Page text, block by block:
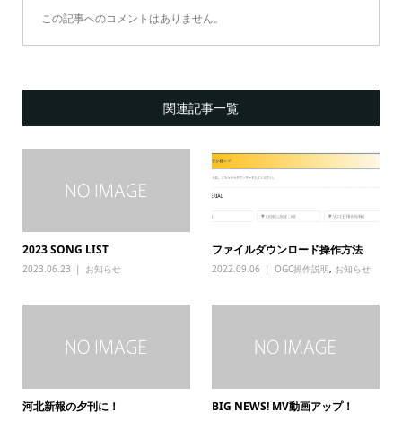
この記事へのコメントはありません。
関連記事一覧
2023 SONG LIST
2023.06.23 お知らせ
ファイルダウンロード操作方法
2022.09.06 OGC操作説明, お知らせ
河北新報の夕刊に！ BIG NEWS! MV動画アップ！